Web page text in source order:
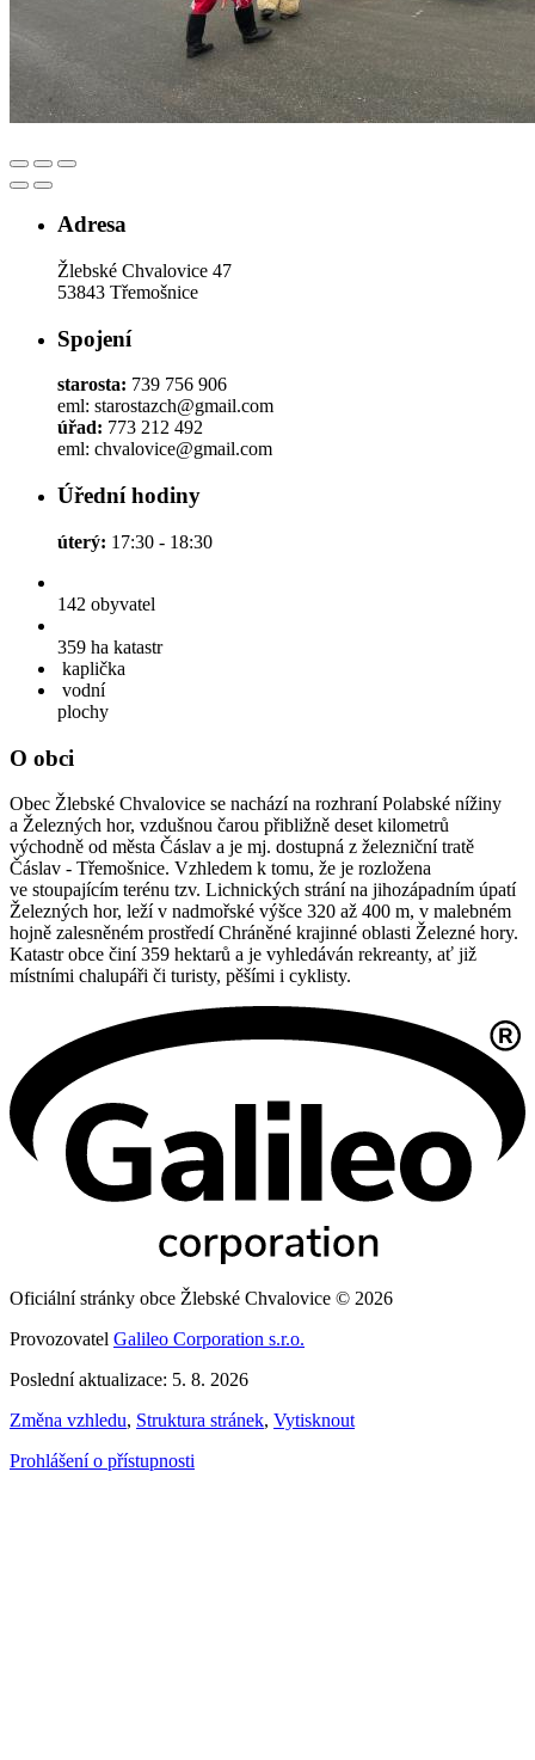
Adresa
Žlebské Chvalovice 47
53843 Třemošnice
Spojení
starosta: 739 756 906
eml: starostazch@gmail.com
úřad: 773 212 492
eml: chvalovice@gmail.com
Úřední hodiny
úterý: 17:30 - 18:30
142 obyvatel
359 ha katastr
kaplička
vodní
plochy
O obci
Obec Žlebské Chvalovice se nachází na rozhraní Polabské nížiny
a Železných hor, vzdušnou čarou přibližně deset kilometrů
východně od města Čáslav a je mj. dostupná z železniční tratě
Čáslav - Třemošnice. Vzhledem k tomu, že je rozložena
ve stoupajícím terénu tzv. Lichnických strání na jihozápadním úpatí
Železných hor, leží v nadmořské výšce 320 až 400 m, v malebném
hojně zalesněném prostředí Chráněné krajinné oblasti Železné hory.
Katastr obce činí 359 hektarů a je vyhledáván rekreanty, ať již
místními chalupáři či turisty, pěšími i cyklisty.
Oficiální stránky obce Žlebské Chvalovice © 2026
Provozovatel Galileo Corporation s.r.o.
Poslední aktualizace: 5. 8. 2026
Změna vzhledu, Struktura stránek, Vytisknout
Prohlášení o přístupnosti